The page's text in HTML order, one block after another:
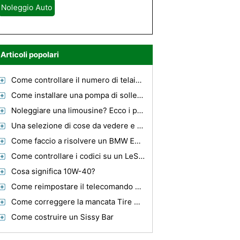
Noleggio Auto
Articoli popolari
Come controllare il numero di telaio su una Kawasaki 250cc Dirt Bike
Come installare una pompa di sollevamento su una 2004 Dodge Ram 3500
Noleggiare una limousine? Ecco i primi 7 motivi per cui
Una selezione di cose da vedere e da fare a Pisa
Come faccio a risolvere un BMW E46?
Come controllare i codici su un LeSabre 1994
Cosa significa 10W-40?
Come reimpostare il telecomando per la Ezee Inizio Starter
Come correggere la mancata Tire Rotonda cerchi
Come costruire un Sissy Bar